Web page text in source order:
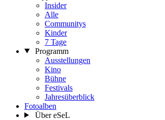
Insider
Alle
Communitys
Kinder
7 Tage
Programm
Ausstellungen
Kino
Bühne
Festivals
Jahresüberblick
Fotoalben
Über eSeL